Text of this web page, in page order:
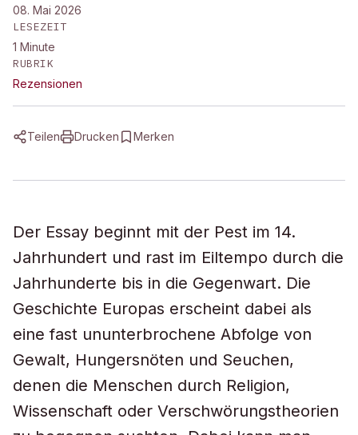
08. Mai 2026
LESEZEIT
1 Minute
RUBRIK
Rezensionen
Teilen Drucken Merken
Der Essay beginnt mit der Pest im 14.
Jahrhundert und rast im Eiltempo durch die
Jahrhunderte bis in die Gegenwart. Die
Geschichte Europas erscheint dabei als
eine fast ununterbrochene Abfolge von
Gewalt, Hungersnöten und Seuchen,
denen die Menschen durch Religion,
Wissenschaft oder Verschwörungstheorien